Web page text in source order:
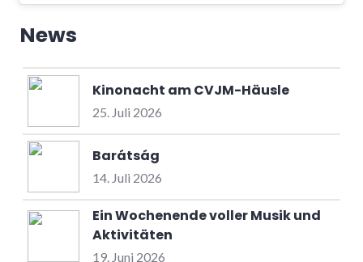
News
Kinonacht am CVJM-Häusle
25. Juli 2026
Barátság
14. Juli 2026
Ein Wochenende voller Musik und
Aktivitäten
19. Juni 2026